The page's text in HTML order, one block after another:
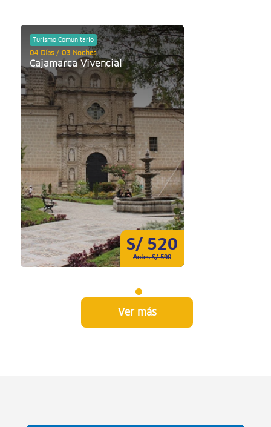
S/ 520
Antes S/ 590
Turismo Comunitario
04 Días / 03 Noches
Cajamarca Vivencial
Ver más